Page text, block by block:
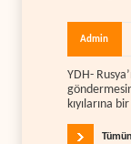
Admin
YDH-
kıyılarına